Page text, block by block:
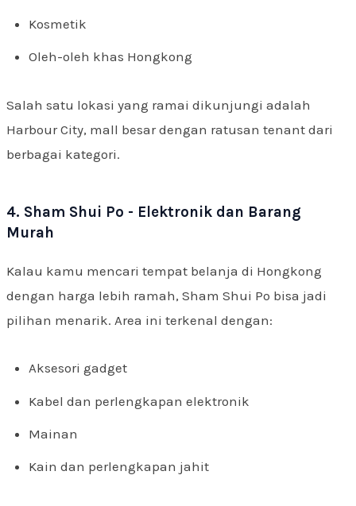
Kosmetik
Oleh-oleh khas Hongkong
Salah satu lokasi yang ramai dikunjungi adalah
Harbour City, mall besar dengan ratusan tenant dari
berbagai kategori.
4. Sham Shui Po - Elektronik dan Barang
Murah
Kalau kamu mencari tempat belanja di Hongkong
dengan harga lebih ramah, Sham Shui Po bisa jadi
pilihan menarik. Area ini terkenal dengan:
Aksesori gadget
Kabel dan perlengkapan elektronik
Mainan
Kain dan perlengkapan jahit